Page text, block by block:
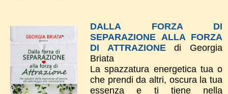
DALLA FORZA DI
SEPARAZIONE ALLA FORZA
DI ATTRAZIONE
di Georgia
Briata
La spazzatura energetica tua o
che prendi da altri, oscura la tua
essenza e ti tiene nella